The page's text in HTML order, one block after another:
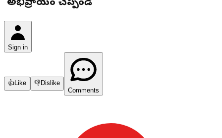
మీ అభిప్రాయం చెప్పండి
Sign in
👍Like 👎Dislike
Comments